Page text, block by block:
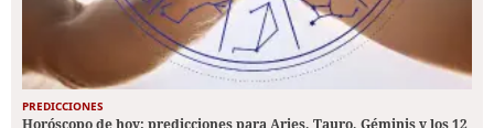
PREDICCIONES